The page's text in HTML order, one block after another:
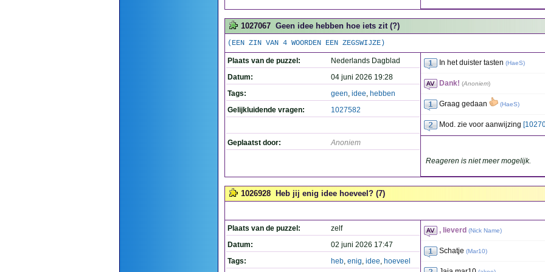
1027067 Geen idee hebben hoe iets zit (?)
(EEN ZIN VAN 4 WOORDEN EEN ZEGSWIJZE)
Plaats van de puzzel:
Nederlands Dagblad
Datum:
04 juni 2026 19:28
Tags:
geen, idee, hebben
Gelijkluidende vragen:
1027582
Geplaatst door: Anoniem
In het duister tasten (HaeS)
Dank! (Anoniem)
Graag gedaan (HaeS)
Mod. zie voor aanwijzing
Reageren is niet meer mogelijk.
1026928 Heb jij enig idee hoeveel? (7)
Plaats van de puzzel:
zelf
Datum:
02 juni 2026 17:47
Tags:
heb, enig, idee, hoeveel
, lieverd (Nick Name)
Schatje (Mar10)